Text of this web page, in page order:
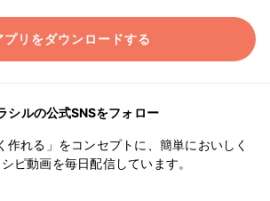
プリをダウンロードする
シルの公式SNSをフォロー
作れる」をコンセプトに、簡単においしく
ピ動画を毎日配信しています。